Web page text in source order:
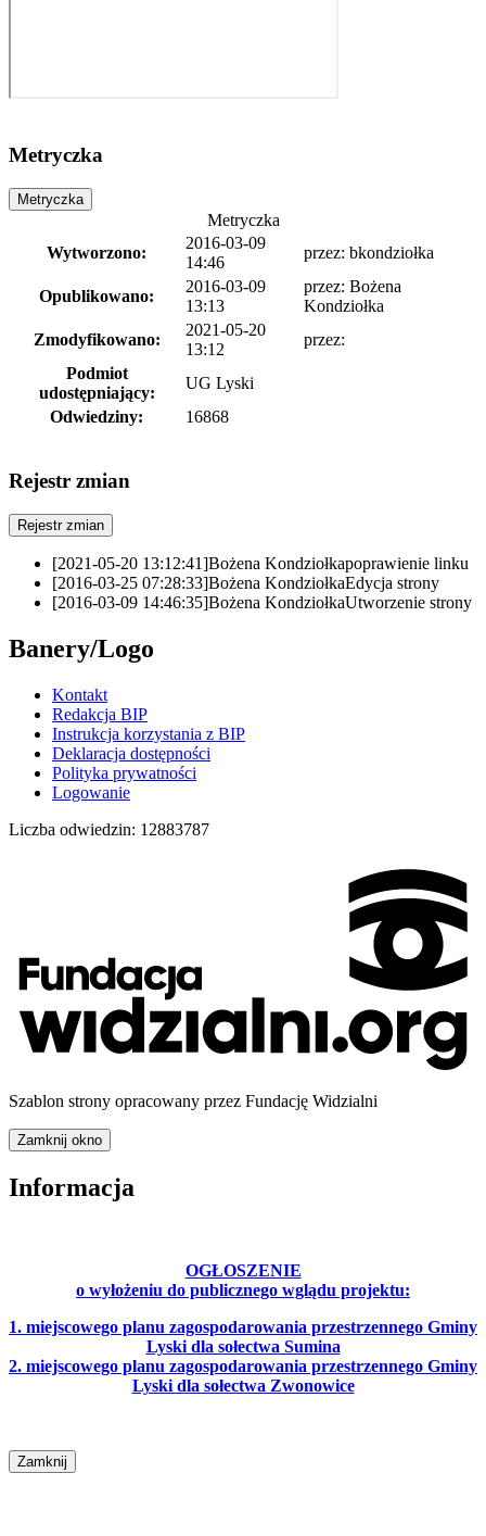
Metryczka
Metryczka
Metryczka
Wytworzono:
2016-03-09
14:46
przez: bkondziołka
Opublikowano:
2016-03-09
13:13
przez: Bożena
Kondziołka
Zmodyfikowano:
2021-05-20
13:12
przez:
Podmiot
udostępniający:
UG Lyski
Odwiedziny:
16868
Rejestr zmian
Rejestr zmian
[2021-05-20 13:12:41]Bożena Kondziołkapoprawienie linku
[2016-03-25 07:28:33]Bożena KondziołkaEdycja strony
[2016-03-09 14:46:35]Bożena KondziołkaUtworzenie strony
Banery/Logo
Kontakt
Redakcja BIP
Instrukcja korzystania z BIP
Deklaracja dostępności
Polityka prywatności
Logowanie
Liczba odwiedzin: 12883787
Szablon strony opracowany przez Fundację Widzialni
Zamknij okno
Informacja
OGŁOSZENIE
o wyłożeniu do publicznego wglądu projektu:
1. miejscowego planu zagospodarowania przestrzennego Gminy
Lyski dla sołectwa Sumina
2. miejscowego planu zagospodarowania przestrzennego Gminy
Lyski dla sołectwa Zwonowice
Zamknij